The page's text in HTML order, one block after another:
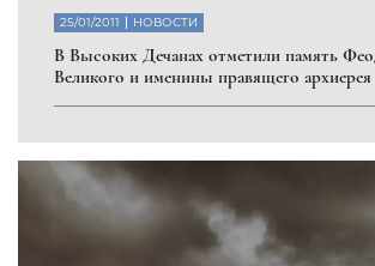
25/01/2011 НОВОСТИ
В Высоких Дечанах отметили память
Великого и именины правящего архиерея